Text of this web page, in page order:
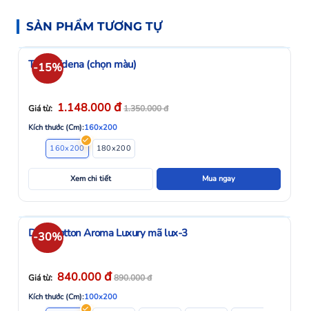
SẢN PHẨM TƯƠNG TỰ
-15%
Toper Edena (chọn màu)
Giá từ: 1.148.000đ1.350.000đ
Kích thước (Cm):160x200
160x200
180x200
Xem chi tiết Mua ngay
-30%
Drap Cotton Aroma Luxury mã lux-3
Giá từ: 840.000đ890.000đ
Kích thước (Cm):100x200